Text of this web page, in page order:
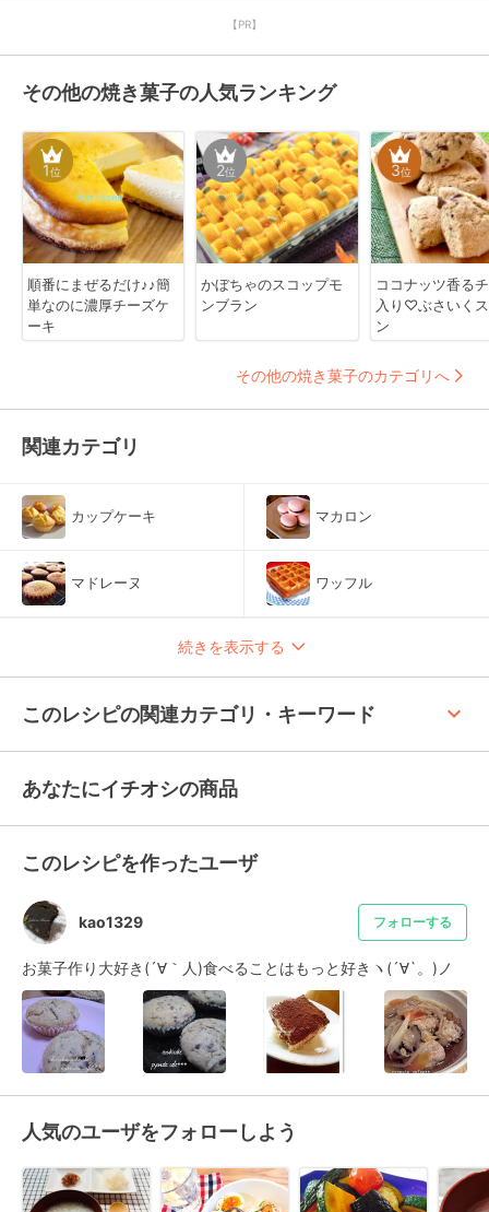
【PR】
その他の焼き菓子の人気ランキング
1位
順番にまぜるだけ♪♪簡
単なのに濃厚チーズケ
ーキ
2位
かぼちゃのスコップモ
ンブラン
3位
ココナッツ香る
入り♡ぶさいく
ン
その他の焼き菓子のカテゴリへ
関連カテゴリ
カップケーキ マカロン
マドレーヌ ワッフル
続きを表示する
このレシピの関連カテゴリ・キーワード keyboard_arrow_up
あなたにイチオシの商品
このレシピを作ったユーザ
kao1329 フォローする
お菓子作り大好き(´∀｀人)食べることはもっと好きヽ(´∀`。)ノ
人気のユーザをフォローしよう